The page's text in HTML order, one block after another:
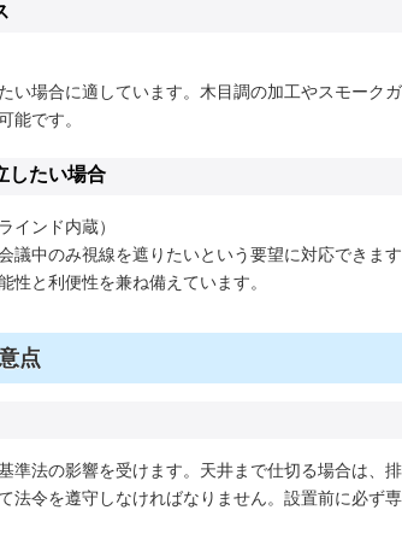
い場合に適しています。木目調の加工やスモーク
能です。
したい場合
インド内蔵）
議中のみ視線を遮りたいという要望に対応できま
性と利便性を兼ね備えています。
点
準法の影響を受けます。天井まで仕切る場合は、
法令を遵守しなければなりません。設置前に必ず